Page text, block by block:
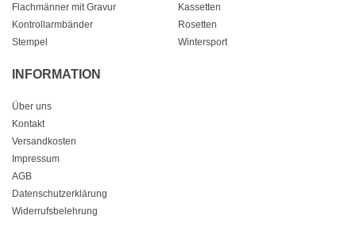
Flachmänner mit Gravur
Kassetten
Kontrollarmbänder
Rosetten
Stempel
Wintersport
INFORMATION
Über uns
Kontakt
Versandkosten
Impressum
AGB
Datenschutzerklärung
Widerrufsbelehrung